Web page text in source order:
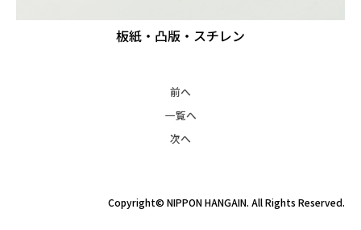
板紙・凸版・スチレン
前へ
一覧へ
次へ
Copyright© NIPPON HANGAIN. All Rights Reserved.